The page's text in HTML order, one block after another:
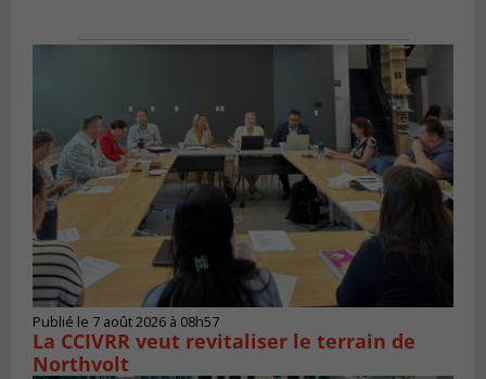
Publié le 7 août 2026 à 08h57
La CCIVRR veut revitaliser le terrain de
Northvolt